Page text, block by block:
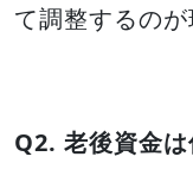
て調整するのが
Q2. 老後資金